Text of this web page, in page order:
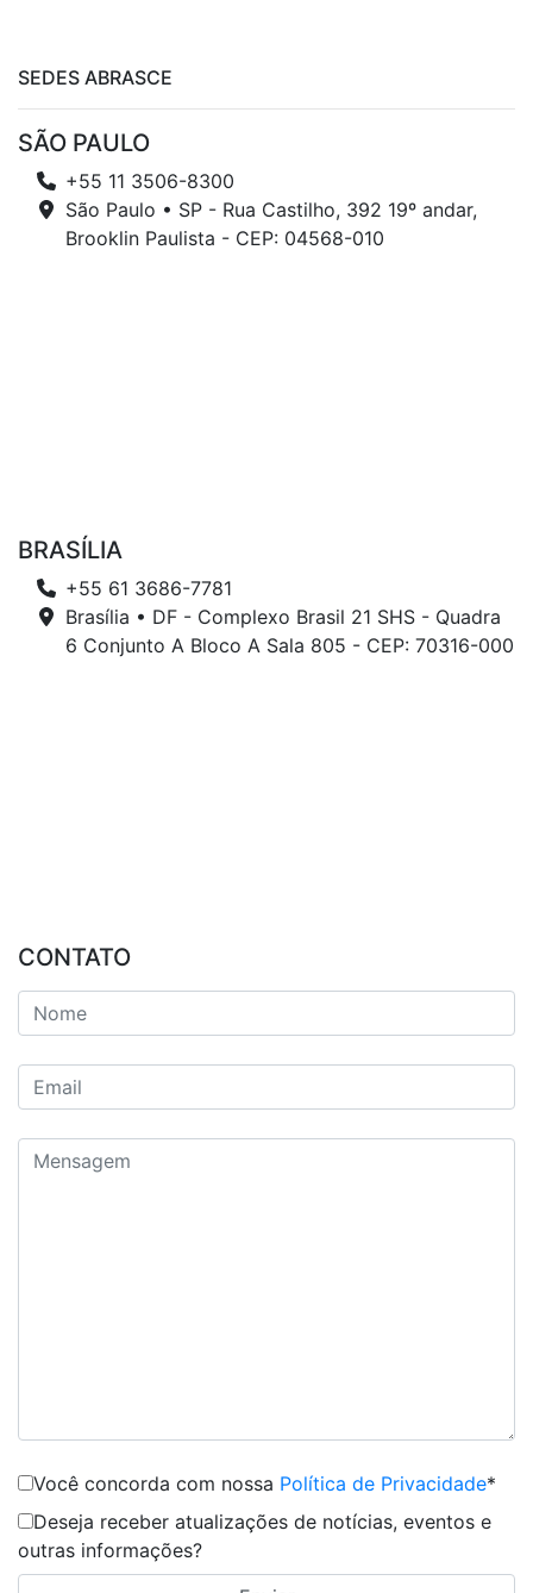
SEDES ABRASCE
SÃO PAULO
+55 11 3506-8300
São Paulo • SP - Rua Castilho, 392 19º andar,
Brooklin Paulista - CEP: 04568-010
BRASÍLIA
+55 61 3686-7781
Brasília • DF - Complexo Brasil 21 SHS - Quadra
6 Conjunto A Bloco A Sala 805 - CEP: 70316-000
CONTATO
Você concorda com nossa Política de Privacidade*
Deseja receber atualizações de notícias, eventos e
outras informações?